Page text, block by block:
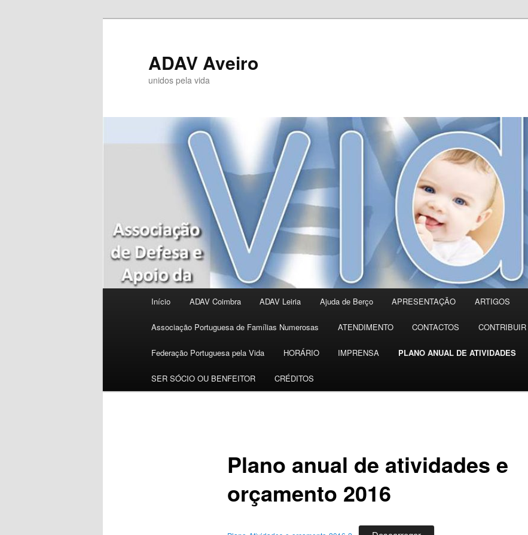
ADAV Aveiro
unidos pela vida
Início ADAV Coimbra ADAV Leiria Ajuda de Berço APRESENTAÇÃO ARTIGOS
Associação Portuguesa de Famílias Numerosas ATENDIMENTO CONTACTOS CONTRIBUIR
Federação Portuguesa pela Vida HORÁRIO IMPRENSA PLANO ANUAL DE ATIVIDADES
SER SÓCIO OU BENFEITOR CRÉDITOS
Plano anual de atividades e
orçamento 2016